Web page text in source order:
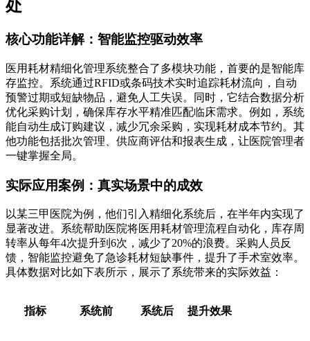
处
核心功能详解：智能监控驱动效率
医用耗材精细化管理系统整合了多模块功能，首要的是智能库
存监控。系统通过RFID或条码技术实时追踪耗材流向，自动
预警过期或短缺物品，避免人工失误。同时，它结合数据分析
优化采购计划，确保库存水平精准匹配临床需求。例如，系统
能自动生成订购建议，减少冗余采购，实现耗材成本节约。其
他功能包括批次管理、供应商评估和报表生成，让医院管理者
一键掌握全局。
实际应用案例：真实场景中的成效
以某三甲医院为例，他们引入精细化系统后，在半年内实现了
显著改进。系统帮助医院将医用耗材管理流程自动化，库存周
转率从每年4次提升到6次，减少了20%的浪费。采购人员反
馈，智能监控避免了急诊耗材短缺事件，提升了手术室效率。
具体数据对比如下表所示，展示了系统带来的实际效益：
指标 系统前 系统后 提升效果